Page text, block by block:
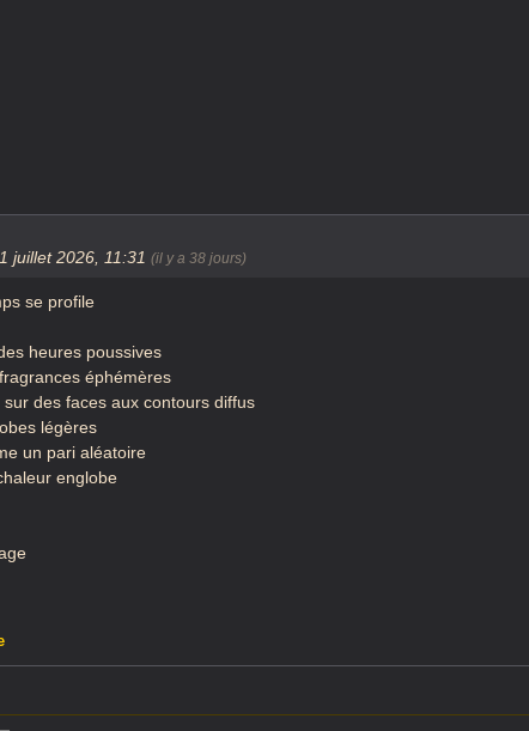
juillet 2026, 11:31 (il y a 38 jours)
se profile
heures poussives
éphémères
sur des faces aux contours diffus
légères
un pari aléatoire
englobe